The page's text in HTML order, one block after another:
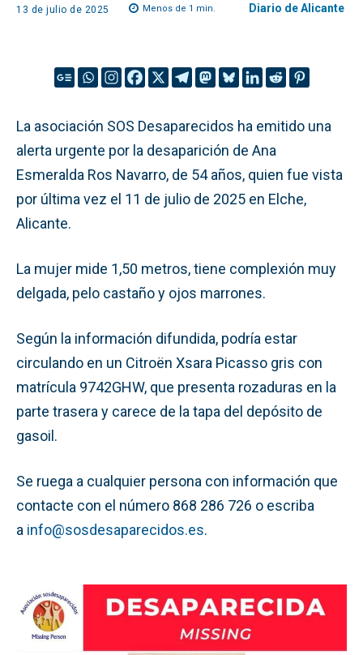
13 de julio de 2025 Menos de 1 min. Diario de Alicante
La asociación SOS Desaparecidos ha emitido una
alerta urgente por la desaparición de Ana
Esmeralda Ros Navarro, de 54 años, quien fue vista
por última vez el 11 de julio de 2025 en Elche,
Alicante.
La mujer mide 1,50 metros, tiene complexión muy
delgada, pelo castaño y ojos marrones.
Según la información difundida, podría estar
circulando en un Citroën Xsara Picasso gris con
matrícula 9742GHW, que presenta rozaduras en la
parte trasera y carece de la tapa del depósito de
gasoil.
Se ruega a cualquier persona con información que
contacte con el número 868 286 726 o escriba
a info@sosdesaparecidos.es.